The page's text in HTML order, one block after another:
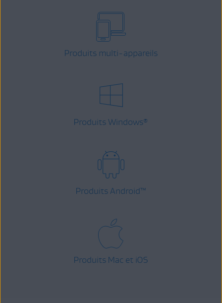
Produits multi-appareils
Produits Windows®
Produits Android™
Produits Mac et iOS